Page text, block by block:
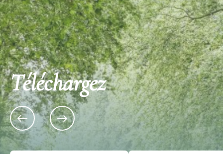
Place Fouragnan 33670 SADIRAC
La Halle Gourmande : Marché
hebdomadaire du vendredi après-
midi de Sadirac
Route de Créon 33550
Aire de camping-
Entre les deux villes
Garonne à 9 km et Créon à 7
temps…
Téléchargez